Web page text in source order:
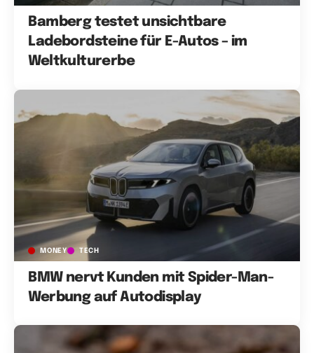
Bamberg testet unsichtbare
Ladebordsteine für E-Autos – im
Weltkulturerbe
MONEY TECH
BMW nervt Kunden mit Spider-Man-
Werbung auf Autodisplay